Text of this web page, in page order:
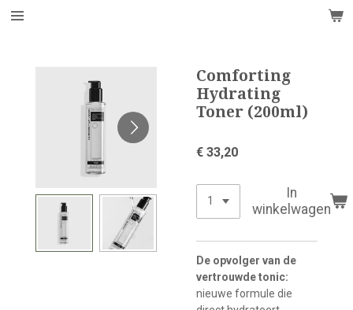
Ga
Comforting
Hydrating
Toner (200ml)
€ 33,20
In
winkelwagen
De opvolger van de
vertrouwde tonic:
nieuwe formule die